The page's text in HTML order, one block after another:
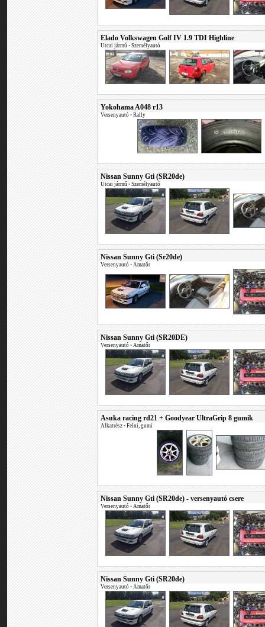
Elado Volkswagen Golf IV 1.9 TDI Highline
Utcai jármű • Személyautó
Yokohama A048 r13
Versenyautó • Rally
Nissan Sunny Gti (SR20de)
Utcai jármű • Személyautó
Nissan Sunny Gti (Sr20de)
Versenyautó • Amatőr
Nissan Sunny Gti (SR20DE)
Versenyautó • Amatőr
Asuka racing rd21 + Goodyear UltraGrip 8 gumik
Alkatrész • Felni, gumi
Nissan Sunny Gti (SR20de) - versenyautó csere
Versenyautó • Amatőr
Nissan Sunny Gti (SR20de)
Versenyautó • Amatőr